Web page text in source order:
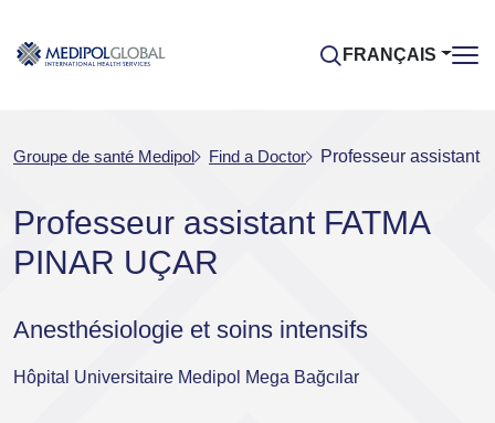
FRANÇAIS
Groupe de santé Medipol Find a Doctor Professeur assistant
Professeur assistant FATMA
PINAR UÇAR
Anesthésiologie et soins intensifs
Hôpital Universitaire Medipol Mega Bağcılar